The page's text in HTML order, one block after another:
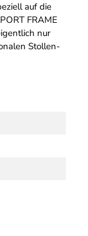
auf die
FRAME
nur
Stol­len­